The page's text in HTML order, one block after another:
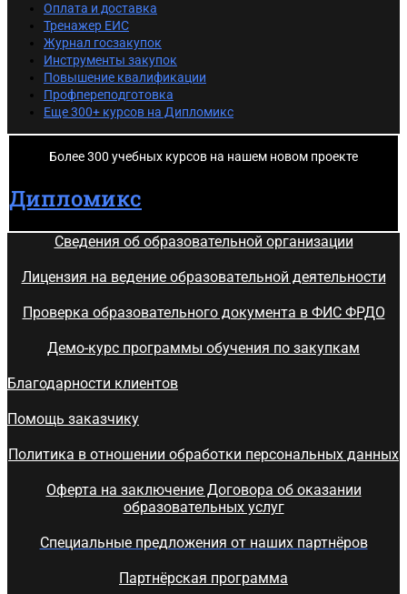
Оплата и доставка
Тренажер ЕИС
Журнал госзакупок
Инструменты закупок
Повышение квалификации
Профпереподготовка
Еще 300+ курсов на Дипломикс
Более 300 учебных курсов на нашем новом проекте
Дипломикс
Сведения об образовательной организации
Лицензия на ведение образовательной деятельности
Проверка образовательного документа в ФИС ФРДО
Демо-курс программы обучения по закупкам
Благодарности клиентов
Помощь заказчику
Политика в отношении обработки персональных данных
Оферта на заключение Договора об оказании
образовательных услуг
Специальные предложения от наших партнёров
Партнёрская программа